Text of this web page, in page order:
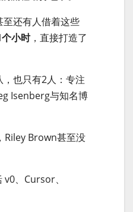
还有人借着这些
小时，直接打造了
也只有2人：专注
Isenberg与知名博
Riley Brown甚至没
、Cursor、